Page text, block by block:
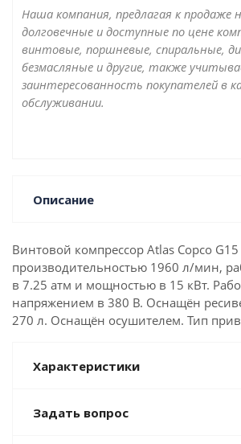
Наша компания, предлагая к продаже
долговечные и доступные по цене
винтовые, поршневые, спиральные,
безмасляные и другие, также
заинтересованность покупателей в
обслуживании.
Описание
Винтовой компрессор Atlas Copco G15
производительностью 1960 л/мин,
в 7.25 атм и мощностью в 15 кВт.
напряжением в 380 В. Оснащён
270 л. Оснащён осушителем. Тип
Характеристики
Задать вопрос